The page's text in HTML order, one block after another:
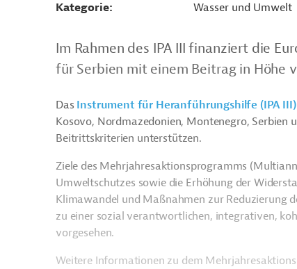
Kategorie
Wasser und Umwelt
Im Rahmen des IPA III finanziert die
für Serbien mit einem Beitrag in Höhe
Das Instrument für Heranführungshilfe (IPA III)
Kosovo, Nordmazedonien, Montenegro, Serbien
Beitrittskriterien unterstützen.
Ziele des Mehrjahresaktionsprogramms
Umweltschutzes sowie die Erhöhung der
Klimawandel und Maßnahmen zur Reduzierung
zu einer sozial verantwortlichen, integrativen,
vorgesehen.
Weitere Informationen zu dem